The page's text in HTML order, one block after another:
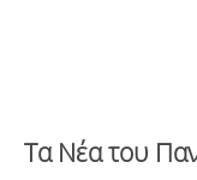
Τα Νέα του